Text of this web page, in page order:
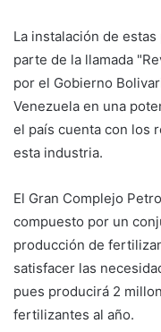
La instalación de
parte de la llamada
por el Gobierno
Venezuela en una
el país cuenta con los
esta industria.
El Gran Complejo
compuesto por un
producción de
satisfacer las
pues producirá 2
fertilizantes al año.